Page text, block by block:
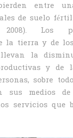
entre
de suelo
2008). Los
la tierra y de
la
y de
sobre
sus medios
servicios que